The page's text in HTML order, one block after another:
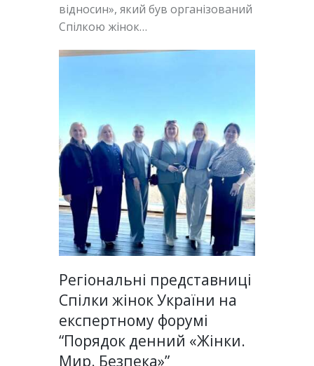
відносин», який був організований
Спілкою жінок…
Регіональні представниці
Спілки жінок України на
експертному форумі
“Порядок денний «Жінки.
Мир. Безпека»”